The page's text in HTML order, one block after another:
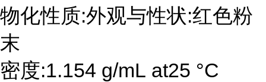
物化性质:外观与性状:红色粉
末
密度:1.154 g/mL at25 °C